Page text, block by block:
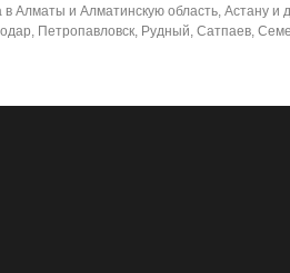
и Алматинскую область, Астану и
Петропавловск, Рудный, Сатпаев,